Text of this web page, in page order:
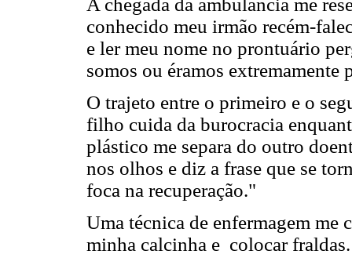
A chegada da ambulância me
conhecido meu irmão recém-
e ler meu nome no prontuário
somos ou éramos extremamente
O trajeto entre o primeiro e o
filho cuida da burocracia
plástico me separa do outro
nos olhos e diz a frase que se
foca na recuperação."
Uma técnica de enfermagem me
minha calcinha e colocar